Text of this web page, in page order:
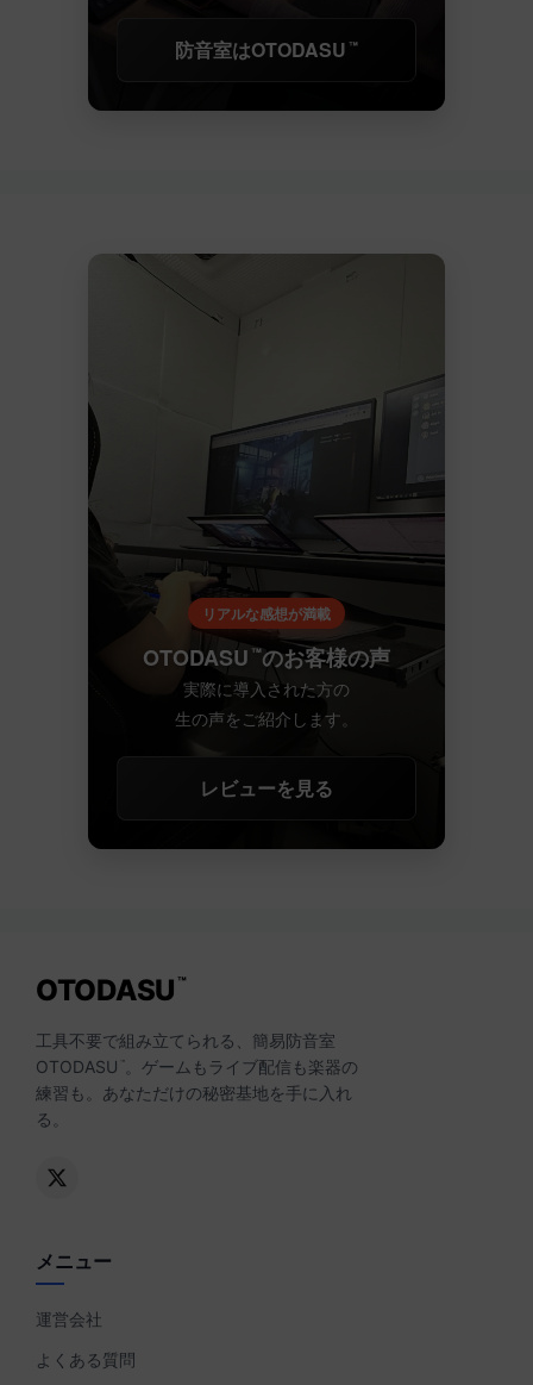
防音室はOTODASU ™
リアルな感想が満載
OTODASU ™のお客様の声
実際に導入された方の
生の声をご紹介します。
レビューを見る
OTODASU ™
工具不要で組み立てられる、簡易防音室
OTODASU ™
。ゲームもライブ配信も楽器の
練習も。あなただけの秘密基地を手に入れ
る。
メニュー
運営会社
よくある質問